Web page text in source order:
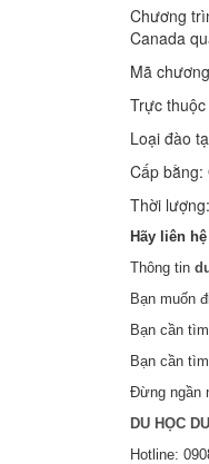
Chương
Canada
Mã
Trực
Loại đào
Cấp bằng:
Thời
Hãy liên
Thông tin
Bạn muốn đi
Bạn cần
Bạn cần
Đừng ngần
DU HỌC
Hotline: